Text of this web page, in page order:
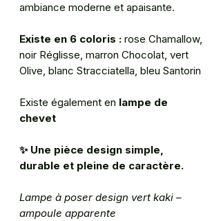
ambiance moderne et apaisante.
Existe en 6 coloris : rose Chamallow,
noir Réglisse, marron Chocolat, vert
Olive, blanc Stracciatella, bleu Santorin
Existe également en lampe de
chevet
✨Une pièce design simple,
durable et pleine de caractère.
Lampe à poser design vert kaki –
ampoule apparente